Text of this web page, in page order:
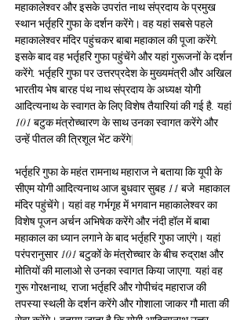
महाकालेश्वर और इसके उपरांत नाथ संप्रदाय के प्रमुख
स्थान भर्तृहरि गुफा के दर्शन करेंगे। वह यहां सबसे पहले
महाकालेश्वर मंदिर पहुंचकर बाबा महाकाल की पूजा करेंगे.
इसके बाद वह भर्तृहरि गुफा पहुंचेंगे और यहां गुरूजनों के दर्शन
करेंगे. भर्तृहरि गुफा पर उत्तरप्रदेश के मुख्यमंत्री और अखिल
भारतीय भेष बारह पंथ नाथ संप्रदाय के अध्यक्ष योगी
आदित्यनाथ के स्वागत के लिए विशेष तैयारियां की गई है. यहां
101 बटुक मंत्रोच्चारण के साथ उनका स्वागत करेंगे और
उन्हें पीतल की त्रिशूल भेंट करेंगे|
भर्तृहरि गुफा के महंत रामनाथ महाराज ने बताया कि यूपी के
सीएम योगी आदित्यनाथ आज बुधवार सुबह 11 बजे  महाकाल
मंदिर पहुंचेंगे। यहां वह गर्भगृह में भगवान महाकालेश्वर का
विशेष पूजन अर्चन अभिषेक करेंगे और नंदी हॉल में बाबा
महाकाल का ध्यान लगाने के बाद भर्तृहरि गुफा जाएंगे। यहां
परंपरानुसार 101 बटुकों के मंत्रोच्चार के बीच रुद्राक्ष और
मोतियों की मालाओ से उनका स्वागत किया जाएगा. यहां वह
गुरू गोरक्षनाथ, राजा भर्तृहरि और गोपीचंद महाराज की
तपस्या स्थली के दर्शन करेंगे और गोशाला जाकर गौ माता की